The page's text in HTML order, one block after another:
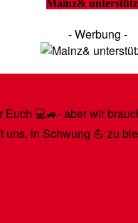
Mainz&
- Werbung -
💻🚙- aber wir
uns, in Schwung 💪 zu